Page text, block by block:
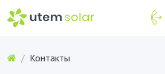
Контакты